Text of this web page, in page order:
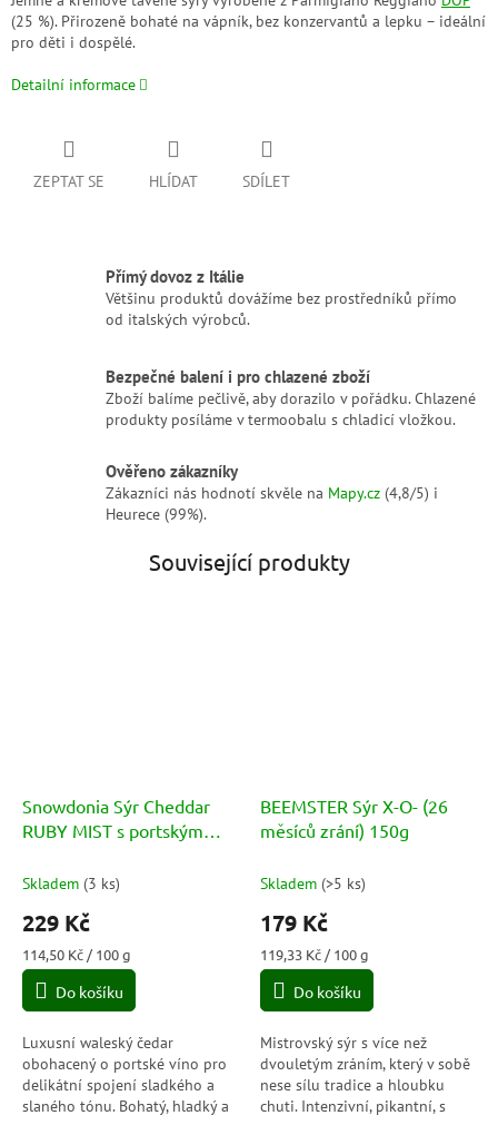
(25 %). Přirozeně bohaté na vápník, bez konzervantů a lepku – ideální
pro děti i dospělé.
Detailní informace
ZEPTAT SE HLÍDAT SDÍLET
Přímý dovoz z Itálie
Většinu produktů dovážíme bez prostředníků přímo
od italských výrobců.
Bezpečné balení i pro chlazené zboží
Zboží balíme pečlivě, aby dorazilo v pořádku. Chlazené
produkty posíláme v termoobalu s chladicí vložkou.
Ověřeno zákazníky
Zákazníci nás hodnotí skvěle na Mapy.cz (4,8/5) i
Heurece (99%).
Související produkty
Snowdonia Sýr Cheddar
RUBY MIST s portským
Skladem (3 ks)
229 Kč
Měrná
cena:
114,50 Kč / 100 g
Do košíku
Luxusní waleský čedar
obohacený o portské víno pro
delikátní spojení sladkého a
slaného tónu. Bohatý, hladký a
BEEMSTER Sýr X-O- (26
měsíců zrání) 150g
Skladem (>5 ks)
179 Kč
Měrná
cena:
119,33 Kč / 100 g
Do košíku
Mistrovský sýr s více než
dvouletým zráním, který v sobě
nese sílu tradice a hloubku
chuti. Intenzivní, pikantní, s